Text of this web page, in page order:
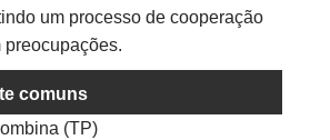
um processo de cooperação
comuns
(TP)